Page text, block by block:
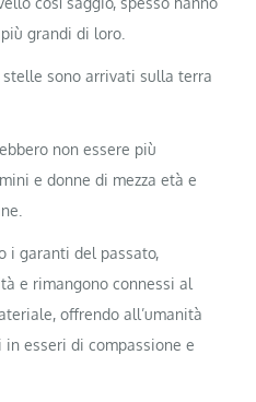
grandi di loro.
sono arrivati ​​sulla terra
non essere più
e donne di mezza età e
i garanti del passato,
e rimangono connessi al
offrendo all’umanità
esseri di compassione e